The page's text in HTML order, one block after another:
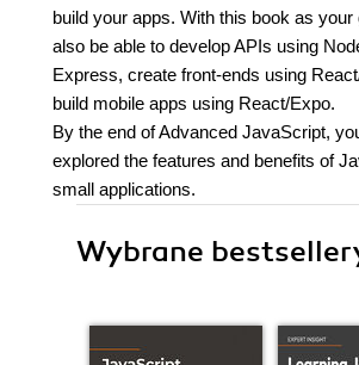
build your apps. With this book as your
also be able to develop APIs using
Express, create front-ends using
build mobile apps using React/Expo.
By the end of Advanced JavaScript,
explored the features and benefits of
small applications.
Wybrane